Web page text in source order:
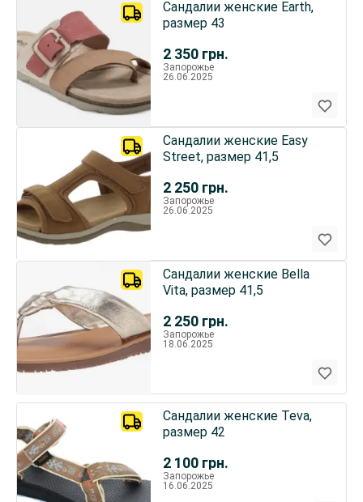
2 350 грн.
Сандалии женские Earth,
размер 43
Запорожье
26.06.2025
2 250 грн.
Сандалии женские Easy
Street, размер 41,5
Запорожье
26.06.2025
2 250 грн.
Сандалии женские Bella
Vita, размер 41,5
Запорожье
18.06.2025
2 100 грн.
Сандалии женские Teva,
размер 42
Запорожье
16.06.2025